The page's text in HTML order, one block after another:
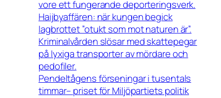
vore ett fungerande deporteringsverk.
Haijbyaffären: när kungen begick
lagbrottet ”otukt som mot naturen är”.
Kriminalvården slösar med skattepegar
på lyxiga transporter av mördare och
pedofiler.
Pendeltågens förseningar i tusentals
timmar– priset för Miljöpartiets politik